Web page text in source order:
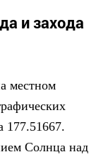
и захода
местном
177.51667.
Солнца над